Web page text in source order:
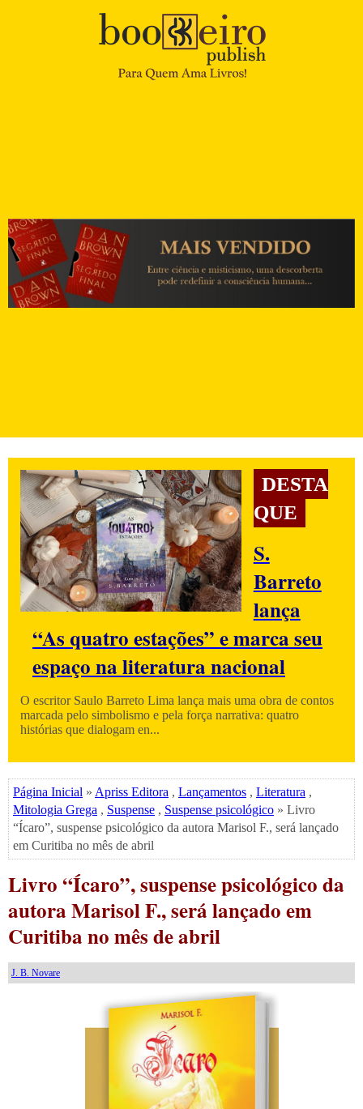
DESTA
QUE
S.
Barreto
lança
“As quatro estações” e marca seu
espaço na literatura nacional
O escritor Saulo Barreto Lima lança mais uma obra de contos
marcada pelo simbolismo e pela força narrativa: quatro
histórias que dialogam en...
Página Inicial » Apriss Editora , Lançamentos , Literatura ,
Mitologia Grega , Suspense , Suspense psicológico » Livro
“Ícaro”, suspense psicológico da autora Marisol F., será lançado
em Curitiba no mês de abril
Livro “Ícaro”, suspense psicológico da
autora Marisol F., será lançado em
Curitiba no mês de abril
J. B. Novare